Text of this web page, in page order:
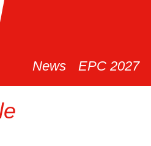
News EPC 2027